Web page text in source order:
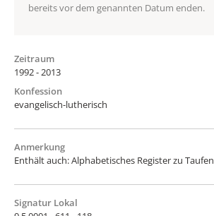
bereits vor dem genannten Datum enden.
Zeitraum
1992 - 2013
Konfession
evangelisch-lutherisch
Anmerkung
Enthält auch: Alphabetisches Register zu Taufen
Signatur Lokal